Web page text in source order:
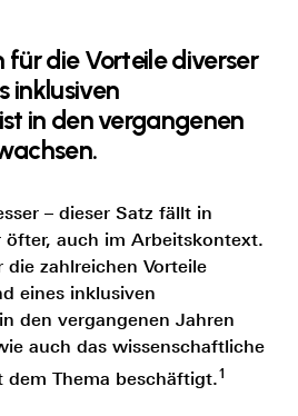
für die Vorteile diverser
inklusiven
in den vergangenen
– dieser Satz fällt in
öfter, auch im Arbeitskontext.
die zahlreichen Vorteile
eines inklusiven
den vergangenen Jahren
auch das wissenschaftliche
dem Thema beschäftigt.1